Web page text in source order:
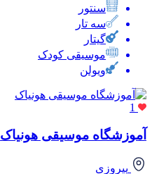
سنتور
سه تار
گیتار
موسیقی کودک
ویولن
1
آموزشگاه موسیقی هونیاک
پیروزی